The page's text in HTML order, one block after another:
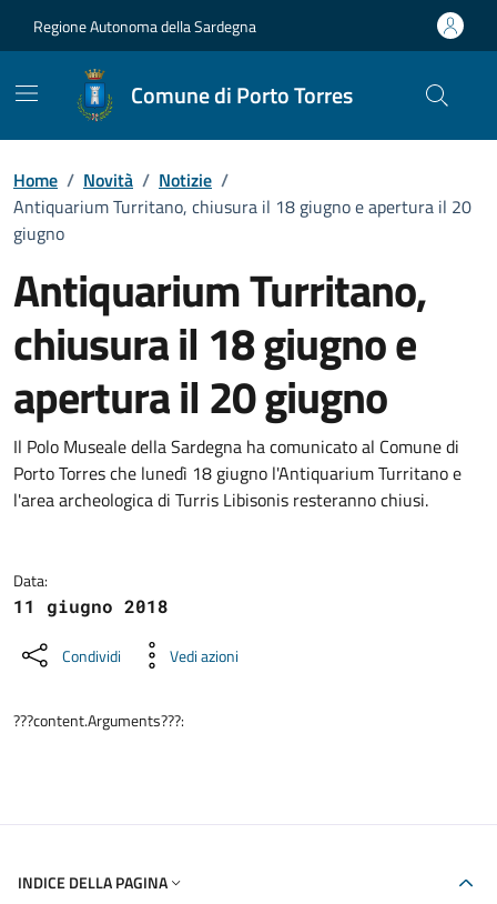
Regione Autonoma della Sardegna
Comune di Porto Torres
Home / Novità / Notizie /
Antiquarium Turritano, chiusura il 18 giugno e apertura il 20
giugno
Antiquarium Turritano,
chiusura il 18 giugno e
apertura il 20 giugno
Dettagli della notizia
Il Polo Museale della Sardegna ha comunicato al Comune di
Porto Torres che lunedì 18 giugno l'Antiquarium Turritano e
l'area archeologica di Turris Libisonis resteranno chiusi.
Data:
11 giugno 2018
Condividi Vedi azioni
???content.Arguments???:
INDICE DELLA PAGINA